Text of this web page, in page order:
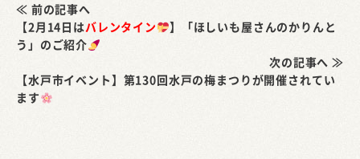
≪ 前の記事へ
【2月14日はバレンタイン
】「ほしいも屋さんのかりんと
う」のご紹介
次の記事へ ≫
【水戸市イベント】第130回水戸の梅まつりが開催されてい
ます